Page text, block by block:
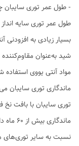
- طول عمر توری
طول عمر توری سایه
بسیار زیادی به افزودنی
شید به‌عنوان
مواد آنتی یووی
توری سایبان با بافت
نسبت به سایر توری‌های